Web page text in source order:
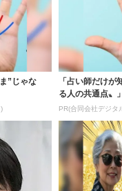
”じゃな
「占い師だけが
る人の共通点〟」
PR(合同会社デジタ